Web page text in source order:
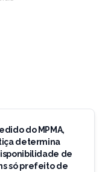
do MPMA,
determina
de
só prefeito de